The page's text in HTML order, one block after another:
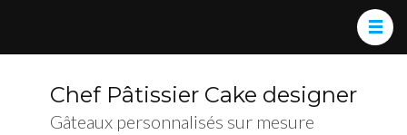
Chef Pâtissier Cake designer
Gâteaux personnalisés sur mesure